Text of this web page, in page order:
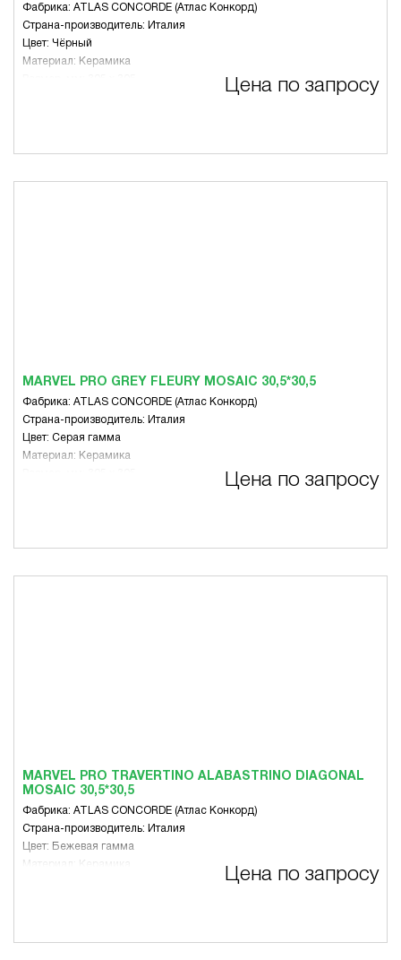
Фабрика: ATLAS CONCORDE (Атлас Конкорд)
Страна-производитель: Италия
Цвет: Чёрный
Материал: Керамика
Цена по запросу
MARVEL PRO GREY FLEURY MOSAIC 30,5*30,5
Фабрика: ATLAS CONCORDE (Атлас Конкорд)
Страна-производитель: Италия
Цвет: Серая гамма
Материал: Керамика
Цена по запросу
MARVEL PRO TRAVERTINO ALABASTRINO DIAGONAL
MOSAIC 30,5*30,5
Фабрика: ATLAS CONCORDE (Атлас Конкорд)
Страна-производитель: Италия
Цвет: Бежевая гамма
Материал: Керамика
Цена по запросу